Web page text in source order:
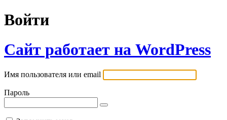
Войти
Сайт работает на WordPress
Имя пользователя или email
Пароль